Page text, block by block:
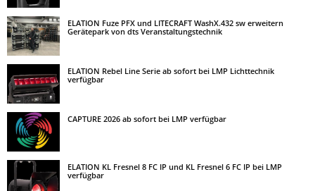
ELATION Fuze PFX und LITECRAFT WashX.432 sw erweitern
Gerätepark von dts Veranstaltungstechnik
ELATION Rebel Line Serie ab sofort bei LMP Lichttechnik
verfügbar
CAPTURE 2026 ab sofort bei LMP verfügbar
ELATION KL Fresnel 8 FC IP und KL Fresnel 6 FC IP bei LMP
verfügbar